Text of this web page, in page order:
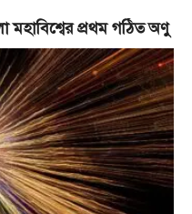
মহাবিশ্বের প্রথম গঠিত অণু